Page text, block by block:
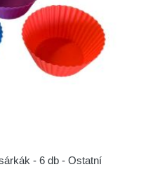
- 6 db - Ostatní